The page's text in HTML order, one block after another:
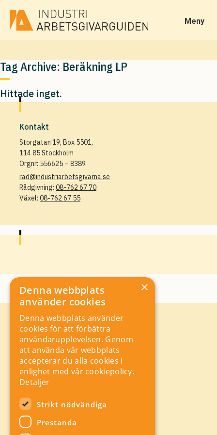
Meny
Tag Archive: Beräkning LP
Hittade inget.
Kontakt
Storgatan 19, Box 5501,
114 85 Stockholm
Orgnr: 556625 – 8389
rad@industriarbetsgivarna.se
Rådgivning: 08-762 67 70
Växel: 08-762 67 55
Kontakt
Storgatan 19, Box 5501,
114 85 Stockholm
Orgnr: 556625 – 8389
rad@industriarbetsgivarna.se
Rådgivning:08-762 67 70
Växel:08-762 67 55
Hitta snabbt
A-Ö
×
Denna webbplats
använder cookies
Denna webbplats använder
cookies för att förbättra
användarupplevelsen. Genom
att använda vår webbplats
accepterar du alla cookies i
enlighet med vår cookiepolicy.
Detaljer
Strikt nödvändiga
Prestanda